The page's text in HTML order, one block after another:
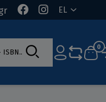
EL
- ISBN 0